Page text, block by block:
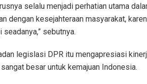
selalu menjadi perhatian utama
dengan kesejahteraan masyarakat,
seadanya,” sebutnya.
legislasi DPR itu mengapresiasi
besar untuk kemajuan Indonesia.